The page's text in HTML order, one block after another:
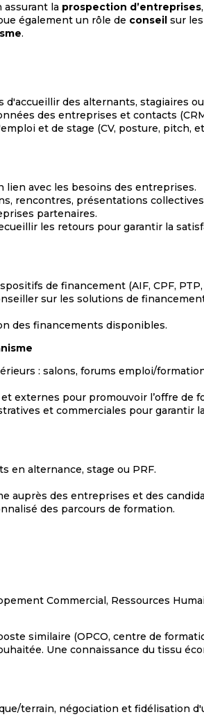
assurant la prospection d’entreprises
également un rôle de conseil sur
.
des alternants, stagiaires
des entreprises et contacts
et de stage (CV, posture, pitch,
avec les besoins des entreprises.
rencontres, présentations
partenaires.
les retours pour garantir la
de financement (AIF, CPF, PTP,
sur les solutions de
des financements disponibles.
: salons, forums emploi/
externes pour promouvoir l’offre de
et commerciales pour garantir
en alternance, stage ou PRF.
auprès des entreprises et des
des parcours de formation.
Commercial, Ressources
similaire (OPCO, centre de
Une connaissance du tissu
terrain, négociation et fidélisation